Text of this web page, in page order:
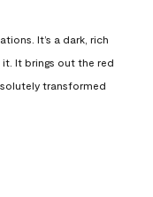
It’s a dark, rich
It brings out the red
transformed